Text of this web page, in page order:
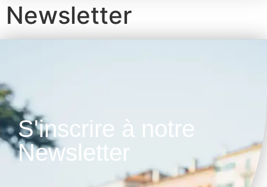
Newsletter
S'inscrire à notre
Newsletter